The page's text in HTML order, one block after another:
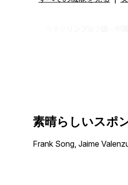
素晴らしいスポ
Frank Song, Jaime